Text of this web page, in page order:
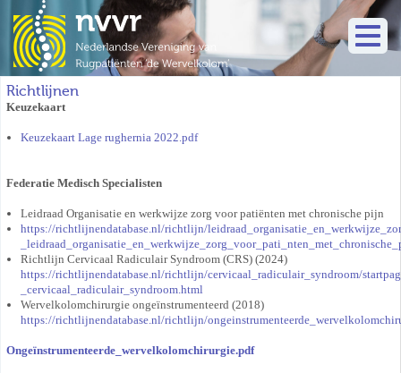
Richtlijnen
Keuzekaart
Keuzekaart Lage rughernia 2022.pdf
Federatie Medisch Specialisten
Leidraad Organisatie en werkwijze zorg voor patiënten met chronische pijn
https://richtlijnendatabase.nl/richtlijn/
Richtlijn Cervicaal Radiculair Syndroom (CRS) (2024)
https://richtlijnendatabase.nl/richtlijn/cervicaal_radiculair_syndroom/
_cervicaal_radiculair_syndroom.html
Wervelkolomchirurgie ongeïnstrumenteerd (2018)
https://richtlijnendatabase.nl/richtlijn/
Ongeïnstrumenteerde_wervelkolomchirurgie.pdf